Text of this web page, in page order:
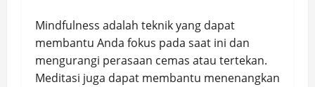
Mindfulness adalah teknik yang dapat
membantu Anda fokus pada saat ini dan
mengurangi perasaan cemas atau tertekan.
Meditasi juga dapat membantu menenangkan